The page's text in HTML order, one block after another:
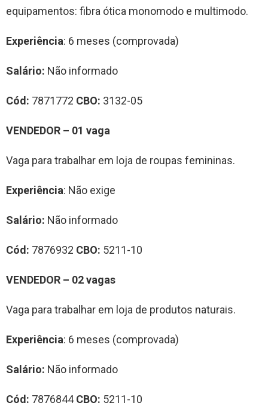
equipamentos: fibra ótica monomodo e multimodo.
Experiência: 6 meses (comprovada)
Salário: Não informado
Cód: 7871772 CBO: 3132-05
VENDEDOR – 01 vaga
Vaga para trabalhar em loja de roupas femininas.
Experiência: Não exige
Salário: Não informado
Cód: 7876932 CBO: 5211-10
VENDEDOR – 02 vagas
Vaga para trabalhar em loja de produtos naturais.
Experiência: 6 meses (comprovada)
Salário: Não informado
Cód: 7876844CBO: 5211-10